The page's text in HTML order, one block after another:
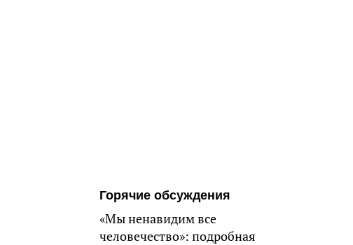
Горячие обсуждения
«Мы ненавидим все
человечество»: подробная